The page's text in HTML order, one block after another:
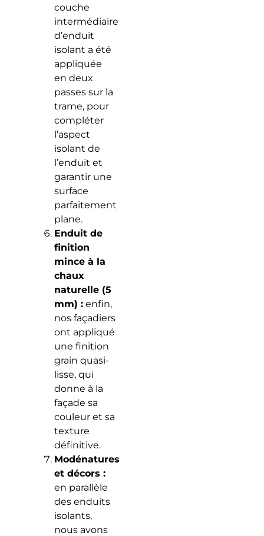
couche
intermédiaire
d’enduit
isolant a été
appliquée
en deux
passes sur la
trame, pour
compléter
l’aspect
isolant de
l’enduit et
garantir une
surface
parfaitement
plane.
Enduit de
finition
mince à la
chaux
naturelle (5
mm) :enfin,
nos façadiers
ont appliqué
une finition
grain quasi-
lisse, qui
donne à la
façade sa
couleur et sa
texture
définitive.
Modénatures
et décors :
en parallèle
des enduits
isolants,
nous avons